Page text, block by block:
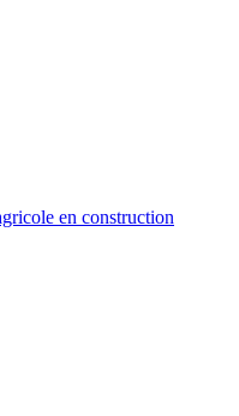
en construction